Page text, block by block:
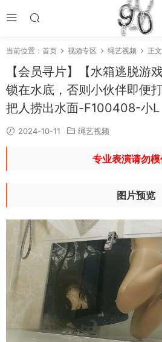
当前位置： 首页 视频专区 绳艺视频 正文
【会员寻片】【水箱逃脱游
锁在水底，否则小伙伴即便
把人捞出水面-F100408-小L
2024-10-11 绳艺视频
专业表演请勿模
图片预览